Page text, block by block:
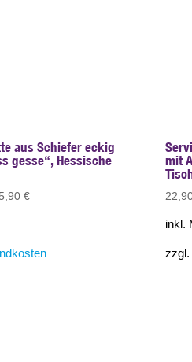
aus Schiefer eckig
gesse“, Hessische
€
mit
inkl.
zzgl.